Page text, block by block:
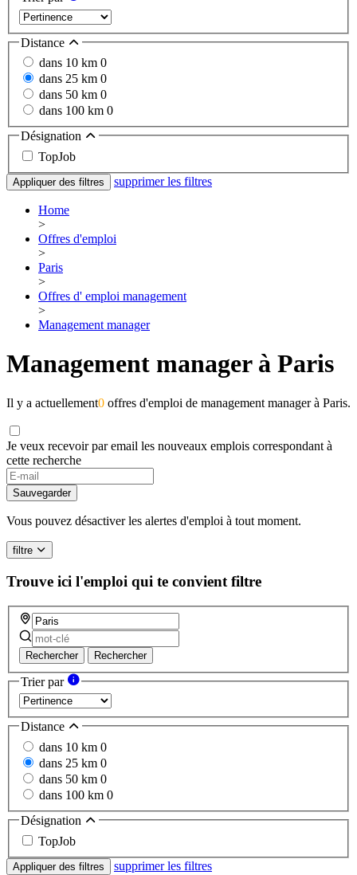
Distance
dans 10 km 0
dans 25 km 0
dans 50 km 0
dans 100 km 0
Désignation
TopJob
Appliquer des filtres supprimer les filtres
Home
>
Offres d'emploi
>
Paris
>
Offres d' emploi management
>
Management manager
Management manager à Paris
Il y a actuellement0 offres d'emploi de management manager à Paris.
Je veux recevoir par email les nouveaux emplois correspondant à
cette recherche
Sauvegarder
Vous pouvez désactiver les alertes d'emploi à tout moment.
filtre
Trouve ici l'emploi qui te convient filtre
Rechercher Rechercher
Trier par
Distance
dans 10 km 0
dans 25 km 0
dans 50 km 0
dans 100 km 0
Désignation
TopJob
Appliquer des filtres
supprimer les filtres